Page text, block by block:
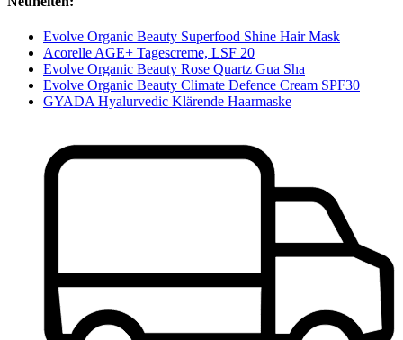
Evolve Organic Beauty Superfood Shine Hair Mask
Acorelle AGE+ Tagescreme, LSF 20
Evolve Organic Beauty Rose Quartz Gua Sha
Evolve Organic Beauty Climate Defence Cream SPF30
GYADA Hyalurvedic Klärende Haarmaske